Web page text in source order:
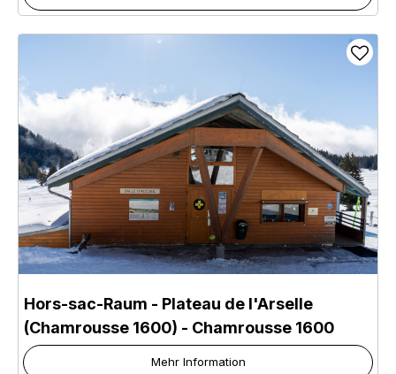
Hors-sac-Raum - Plateau de l'Arselle
(Chamrousse 1600) - Chamrousse 1600
Mehr Information